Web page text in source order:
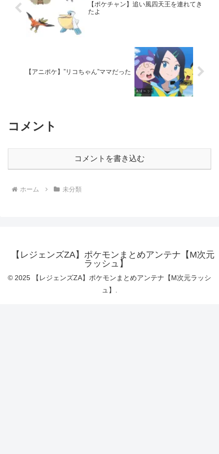
【ポケチャン】追い風四天王を連れてき
たよ
【アニポケ】”リコちゃん”ママだった
コメント
コメントを書き込む
ホーム 未分類
【レジェンズZA】ポケモンまとめアンテナ【M次元
ラッシュ】
© 2025 【レジェンズZA】ポケモンまとめアンテナ【M次元ラッシ
ュ】.